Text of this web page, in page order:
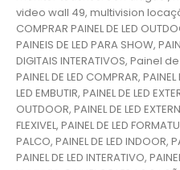
video wall 49, multivision
COMPRAR PAINEL DE LED
PAINEIS DE LED PARA SHOW,
DIGITAIS INTERATIVOS, Painel
PAINEL DE LED COMPRAR,
LED EMBUTIR, PAINEL DE LED
OUTDOOR, PAINEL DE LED
FLEXIVEL, PAINEL DE LED
PALCO, PAINEL DE LED INDOOR,
PAINEL DE LED INTERATIVO,